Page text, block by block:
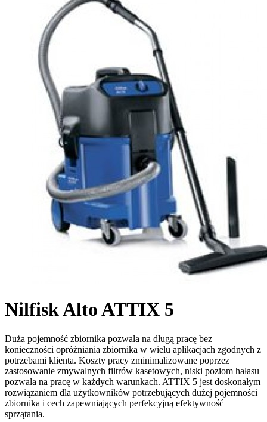
Nilfisk Alto ATTIX 5
Duża pojemność zbiornika pozwala na długą pracę bez
konieczności opróżniania zbiornika w wielu aplikacjach zgodnych z
potrzebami klienta. Koszty pracy zminimalizowane poprzez
zastosowanie zmywalnych filtrów kasetowych, niski poziom hałasu
pozwala na pracę w każdych warunkach. ATTIX 5 jest doskonałym
rozwiązaniem dla użytkowników potrzebujących dużej pojemności
zbiornika i cech zapewniających perfekcyjną efektywność
sprzątania.